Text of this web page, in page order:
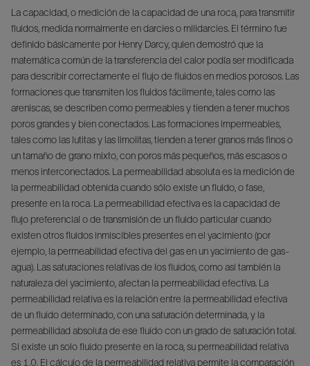
La capacidad, o medición de la capacidad de una roca, para transmitir
fluidos, medida normalmente en darcies o milidarcies. El término fue
definido básicamente por Henry Darcy, quien demostró que la
matemática común de la transferencia del calor podía ser modificada
para describir correctamente el flujo de fluidos en medios porosos. Las
formaciones que transmiten los fluidos fácilmente, tales como las
areniscas, se describen como permeables y tienden a tener muchos
poros grandes y bien conectados. Las formaciones impermeables,
tales como las lutitas y las limolitas, tienden a tener granos más finos o
un tamaño de grano mixto, con poros más pequeños, más escasos o
menos interconectados. La permeabilidad absoluta es la medición de
la permeabilidad obtenida cuando sólo existe un fluido, o fase,
presente en la roca. La permeabilidad efectiva es la capacidad de
flujo preferencial o de transmisión de un fluido particular cuando
existen otros fluidos inmiscibles presentes en el yacimiento (por
ejemplo, la permeabilidad efectiva del gas en un yacimiento de gas-
agua). Las saturaciones relativas de los fluidos, como así también la
naturaleza del yacimiento, afectan la permeabilidad efectiva. La
permeabilidad relativa es la relación entre la permeabilidad efectiva
de un fluido determinado, con una saturación determinada, y la
permeabilidad absoluta de ese fluido con un grado de saturación total.
Si existe un solo fluido presente en la roca, su permeabilidad relativa
es 1,0. El cálculo de la permeabilidad relativa permite la comparación